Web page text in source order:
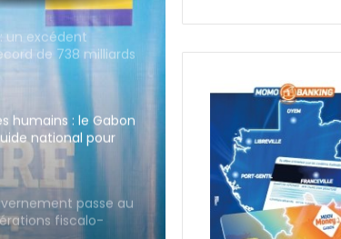
humains : le Gabon
national pour
passe au
fiscalo-
aux
: 80 milliards de
% au bénéfice